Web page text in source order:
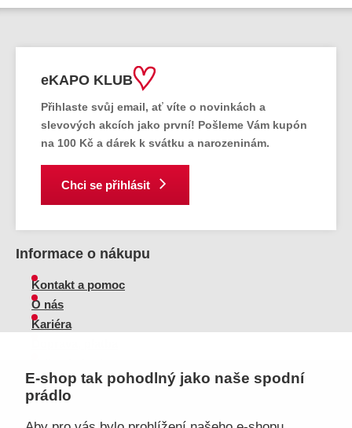
E-shop tak pohodlný jako naše spodní
prádlo
eKAPO KLUB
Přihlaste svůj email, ať víte o novinkách a
slevových akcích jako první! Pošleme Vám kupón
na 100 Kč a dárek k svátku a narozeninám.
Chci se přihlásit
Informace o nákupu
Kontakt a pomoc
O nás
Kariéra
Vrácení zboží, reklamace
Obchodní podmínky
Průvodce spokojené ženy